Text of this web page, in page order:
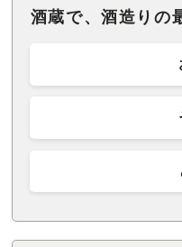
酒蔵で、酒造りの